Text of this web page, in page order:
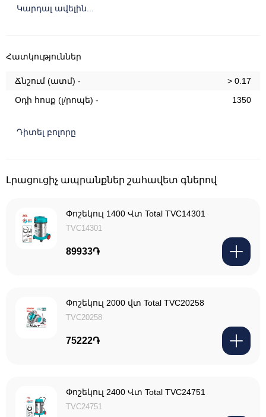
Կարդալ ավելին...
Հատկություններ
Ճնշում (ատմ) -
> 0.17
Օդի հոսք (լ/րոպե) -
1350
Դիտել բոլորը
Լրացուցիչ ապրանքներ շահավետ գներով
Փոշեկուլ 1400 Վտ Total TVC14301
TVC14301
89933֏
Փոշեկուլ 2000 վտ Total TVC20258
TVC20258
75222֏
Փոշեկուլ 2400 Վտ Total TVC24751
TVC24751